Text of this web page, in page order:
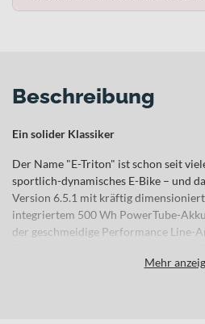
Beschreibung
Ein solider Klassiker
Der Name "E-Triton" ist schon seit
sportlich-dynamisches E-Bike – und
Version 6.5.1 mit kräftig
integriertem 500 Wh PowerTube-
der geschmeidige Performance Line-
versprechen erstklassige
Mehr